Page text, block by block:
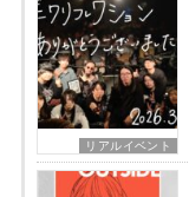
リアルイベント